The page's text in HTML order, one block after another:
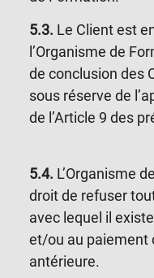
5.3. Le Client est
l’Organisme de
de conclusion des
sous réserve de
de l’Article 9 des
5.4. L’Organisme
droit de refuser
avec lequel il
et/ou au paiement
antérieure.